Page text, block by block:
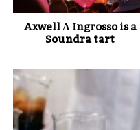
Axwell Λ Ingrosso is a
Soundra tart